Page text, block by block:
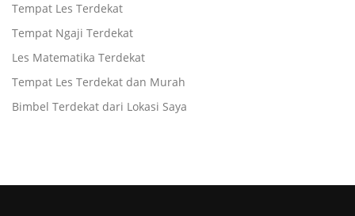
Tempat Les Terdekat
Tempat Ngaji Terdekat
Les Matematika Terdekat
Tempat Les Terdekat dan Murah
Bimbel Terdekat dari Lokasi Saya